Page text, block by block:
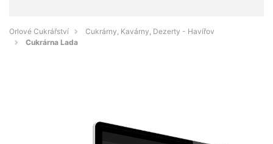
Orlové Cukrářství
Cukrárny, Kavárny, Dezerty - Havířov
Cukrárna Lada